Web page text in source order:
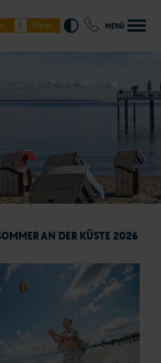
Shop MENÜ
AN DER KÜSTE 2026